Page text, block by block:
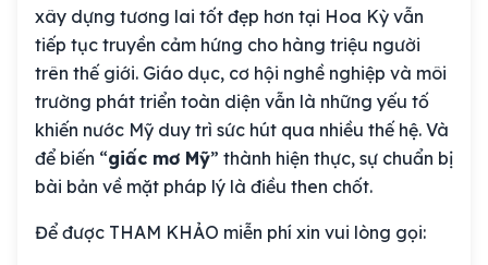
xây dựng tương lai tốt đẹp hơn tại Hoa Kỳ vẫn
tiếp tục truyền cảm hứng cho hàng triệu người
trên thế giới. Giáo dục, cơ hội nghề nghiệp và môi
trường phát triển toàn diện vẫn là những yếu tố
khiến nước Mỹ duy trì sức hút qua nhiều thế hệ. Và
để biến “giấc mơ Mỹ” thành hiện thực, sự chuẩn bị
bài bản về mặt pháp lý là điều then chốt.
Để được THAM KHẢO miễn phí xin vui lòng gọi: